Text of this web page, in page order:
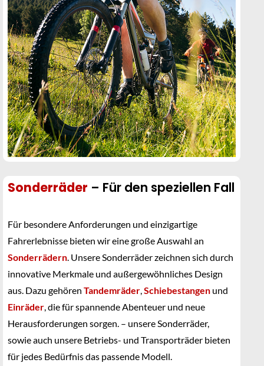
Sonderräder – Für den speziellen Fall
Für besondere Anforderungen und einzigartige
Fahrerlebnisse bieten wir eine große Auswahl an
Sonderrädern. Unsere Sonderräder zeichnen sich durch
innovative Merkmale und außergewöhnliches Design
aus. Dazu gehören Tandemräder,Schiebestangen und
Einräder, die für spannende Abenteuer und neue
Herausforderungen sorgen. – unsere Sonderräder,
sowie auch unsere Betriebs- und Transporträder bieten
für jedes Bedürfnis das passende Modell.